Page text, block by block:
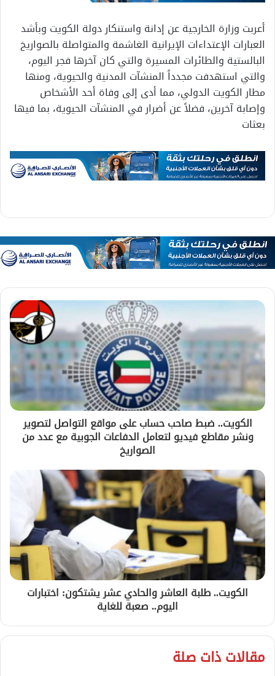
أعربت وزارة الخارجية عن إدانة واستنكار دولة الكويت وبأشد
العبارات الإعتداءات الإيرانية الغاشمة والمتواصلة بالصواريخ
البالستية والطائرات المسيرة والتي كان آخرها فجر اليوم،
والتي استهدفت مجدداً المنشآت المدنية والحيوية، ومنها
مطار الكويت الدولي، مما أدى إلى وفاة أحد الأشخاص
وإصابة آخرين، فضلاً عن أضرار في المنشآت الحيوية، بما فيها
بعثات
الكويت.. ضبط صاحب حساب على مواقع التواصل لتصوير
ونشر مقاطع فيديو لتعامل الدفاعات الجوبية مع عدد من
الصواريخ
الكويت.. طلبة العاشر والحادي عشر يشتكون: اختبارات
اليوم.. صعبة للغاية
مقالات ذات صلة